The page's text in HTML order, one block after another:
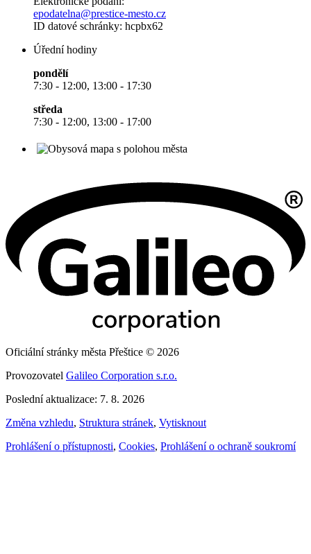
epodatelna@prestice-mesto.cz
ID datové schránky: hcpbx62
Úřední hodiny
pondělí
7:30 - 12:00, 13:00 - 17:30
středa
7:30 - 12:00, 13:00 - 17:00
Oficiální stránky města Přeštice © 2026
Provozovatel Galileo Corporation s.r.o.
Poslední aktualizace: 7. 8. 2026
Změna vzhledu, Struktura stránek, Vytisknout
Prohlášení o přístupnosti, Cookies, Prohlášení o ochraně soukromí